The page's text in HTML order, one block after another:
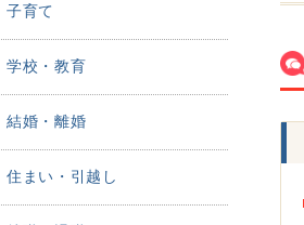
子育て
学校・教育
結婚・離婚
住まい・引越し